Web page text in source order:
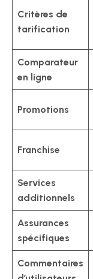
Critères de
tarification
Comparateur
en ligne
Promotions
Franchise
Services
additionnels
Assurances
spécifiques
Commentaires